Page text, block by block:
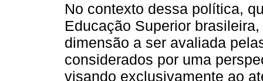
No contexto dessa política,
Educação Superior
dimensão a ser avaliada
considerados por uma
visando exclusivamente ao